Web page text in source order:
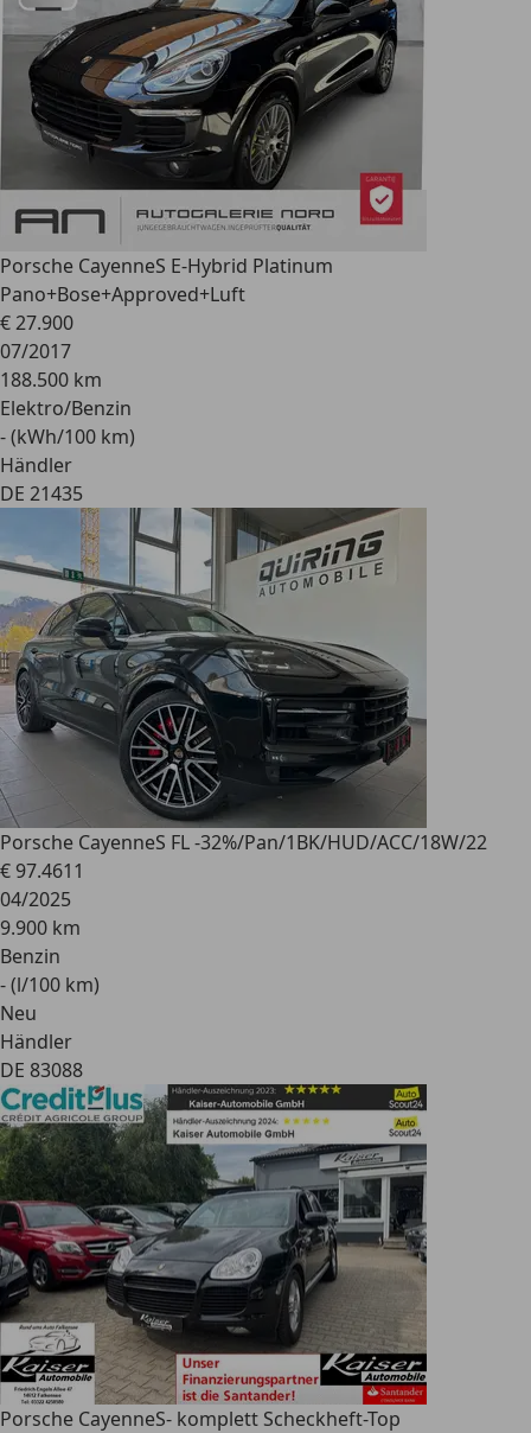
Porsche CayenneS E-Hybrid Platinum
Pano+Bose+Approved+Luft
€ 27.900
07/2017
188.500 km
Elektro/Benzin
- (kWh/100 km)
Händler
DE 21435
Porsche CayenneS FL -32%/Pan/1BK/HUD/ACC/18W/22
€ 97.4611
04/2025
9.900 km
Benzin
- (l/100 km)
Neu
Händler
DE 83088
Porsche CayenneS- komplett Scheckheft-Top